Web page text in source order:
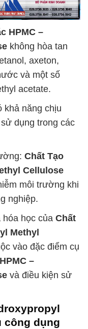
HPMC –
không hòa tan
axeton,
và một số
acetate.
khả năng chịu
dụng trong các
Chất Tạo
Cellulose
môi trường khi
nghiệp.
học của Chất
Methyl
vào đặc điểm cụ
–
và điều kiện sử
công dụng